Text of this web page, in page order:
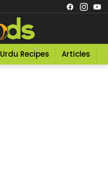
Urdu Recipes Articles